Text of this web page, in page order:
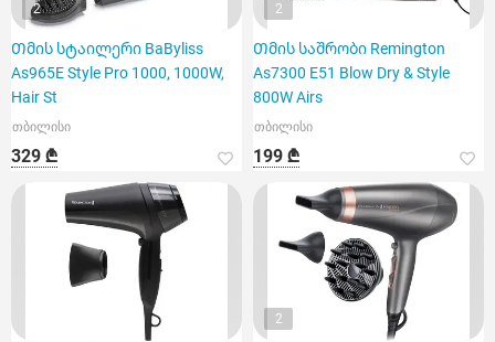
2
Თმის სტაილერი BaByliss
As965E Style Pro 1000, 1000W,
Hair St
თბილისი
329 ₾
2
Თმის საშრობი Remington
As7300 E51 Blow Dry & Style
800W Airs
თბილისი
199 ₾
2